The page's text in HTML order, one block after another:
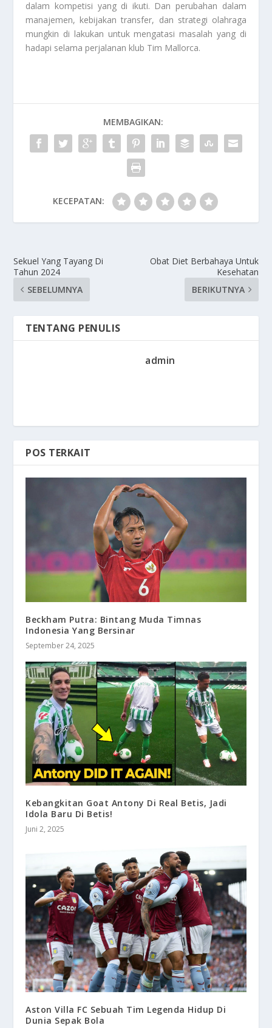
dalam kompetisi yang di ikuti. Dan perubahan dalam
manajemen, kebijakan transfer, dan strategi olahraga
mungkin di lakukan untuk mengatasi masalah yang di
hadapi selama perjalanan klub Tim Mallorca.
MEMBAGIKAN:
KECEPATAN:
Sekuel Yang Tayang Di
Tahun 2024
SEBELUMNYA
Obat Diet Berbahaya Untuk
Kesehatan
BERIKUTNYA
TENTANG PENULIS
admin
POS TERKAIT
Beckham Putra: Bintang Muda Timnas
Indonesia Yang Bersinar
September 24, 2025
Kebangkitan Goat Antony Di Real Betis, Jadi
Idola Baru Di Betis!
Juni 2, 2025
Aston Villa FC Sebuah Tim Legenda Hidup Di
Dunia Sepak Bola